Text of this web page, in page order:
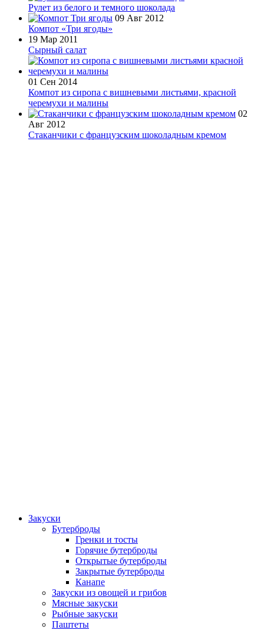
Рулет из белого и темного шоколада
09 Авг 2012
Компот «Три ягоды»
19 Мар 2011
Сырный салат
01 Сен 2014
Компот из сиропа с вишневыми листьями, красной
черемухи и малины
02
Авг 2012
Стаканчики с французским шоколадным кремом
Закуски
Бутерброды
Гренки и тосты
Горячие бутерброды
Открытые бутерброды
Закрытые бутерброды
Канапе
Закуски из овощей и грибов
Мясные закуски
Рыбные закуски
Паштеты